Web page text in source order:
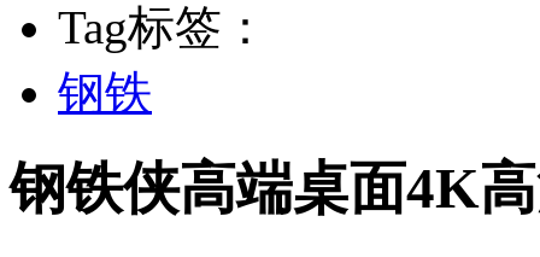
Tag标签：
钢铁
钢铁侠高端桌面4K